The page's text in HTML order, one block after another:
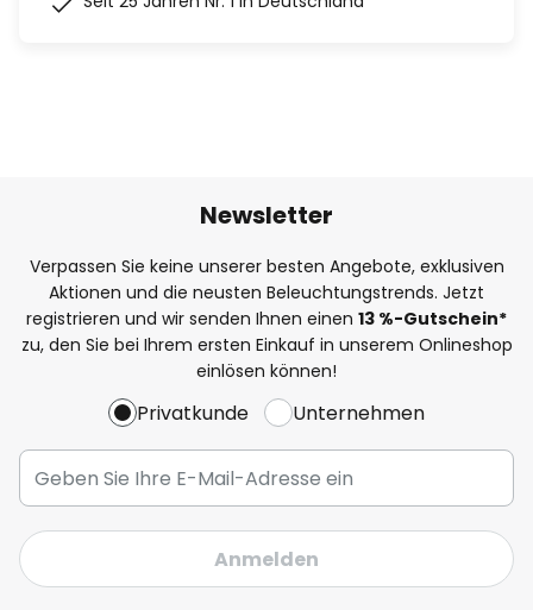
Newsletter
Verpassen Sie keine unserer besten Angebote, exklusiven
Aktionen und die neusten Beleuchtungstrends. Jetzt
registrieren und wir senden Ihnen einen 13 %-Gutschein*
zu, den Sie bei Ihrem ersten Einkauf in unserem Onlineshop
einlösen können!
Privatkunde Unternehmen
Anmelden